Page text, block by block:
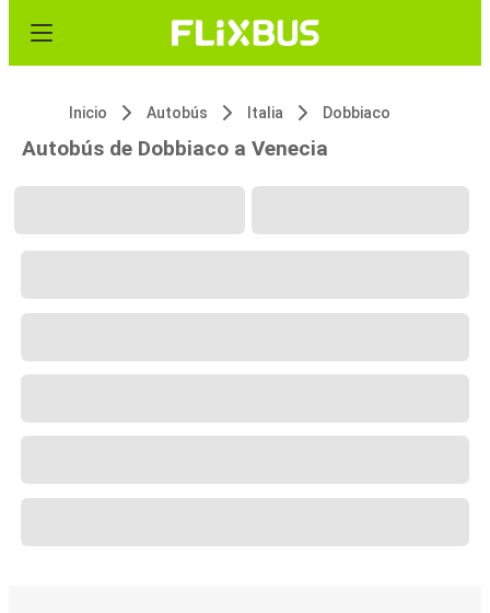
Inicio Autobús Italia Dobbiaco
Autobús de Dobbiaco a Venecia